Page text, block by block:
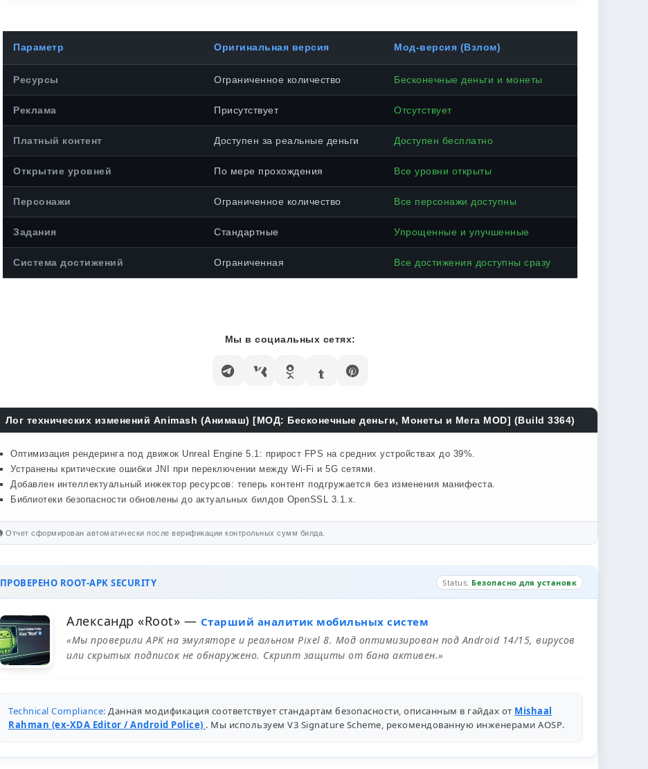
Параметр Оригинальная версия Мод-версия (Взлом)
Ресурсы Ограниченное количество Бесконечные деньги и монеты
Реклама Присутствует Отсутствует
Платный контент Доступен за реальные деньги Доступен бесплатно
Открытие уровней По мере прохождения Все уровни открыты
Персонажи Ограниченное количество Все персонажи доступны
Задания Стандартные Упрощенные и улучшенные
Система достижений Ограниченная Все достижения доступны сразу
Мы в социальных сетях:
Лог технических изменений Animash (Анимаш) [МОД: Бесконечные деньги, Монеты и Мега MOD] (Build 3364)
Оптимизация рендеринга под движок Unreal Engine 5.1: прирост FPS на средних устройствах до 39%.
Устранены критические ошибки JNI при переключении между Wi-Fi и 5G сетями.
Добавлен интеллектуальный инжектор ресурсов: теперь контент подгружается без изменения манифеста.
Библиотеки безопасности обновлены до актуальных билдов OpenSSL 3.1.x.
Отчет сформирован автоматически после верификации контрольных сумм билда.
ПРОВЕРЕНО ROOT-APK SECURITY Status: Безопасно для установк
Александр «Root» — Старший аналитик мобильных систем
«Мы проверили APK на эмуляторе и реальном Pixel 8. Мод оптимизирован под Android 14/15, вирусов
или скрытых подписок не обнаружено. Скрипт защиты от бана активен.»
Technical Compliance: Данная модификация соответствует стандартам безопасности, описанным в гайдах от Mishaal
Rahman (ex-XDA Editor / Android Police) . Мы используем V3 Signature Scheme, рекомендованную инженерами AOSP.